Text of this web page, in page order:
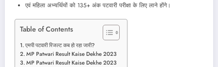
एवं महिला अभ्यर्थियों को 135+ अंक पटवारी परीक्षा के लिए लाने होंगे।
Table of Contents
एमपी पटवारी रिजल्ट कब हो रहा जारी?
MP Patwari Result Kaise Dekhe 2023
MP Patwari Result Kaise Dekhe 2023